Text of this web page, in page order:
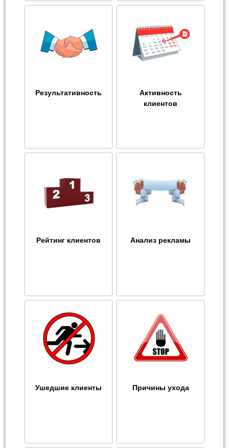
Результативность
Активность
клиентов
Рейтинг клиентов Анализ рекламы
Ушедшие клиенты Причины ухода